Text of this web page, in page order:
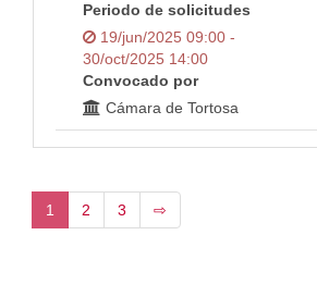
Periodo de solicitudes
19/jun/2025 09:00 -
30/oct/2025 14:00
Convocado por
Cámara de Tortosa
1 2 3 ⇨